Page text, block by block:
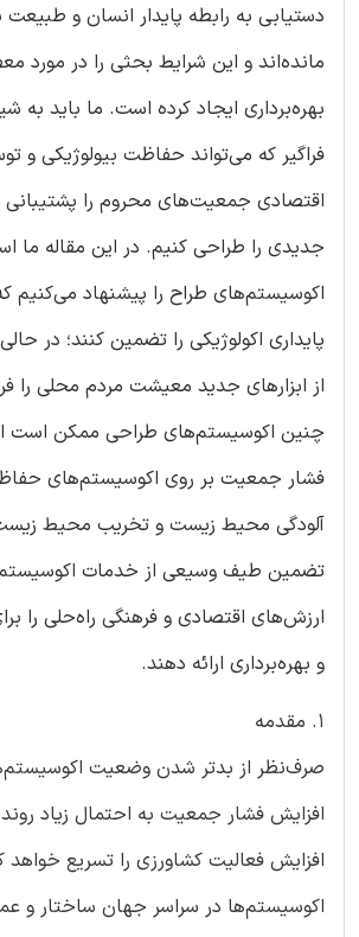
دستیابی به رابطه پایدار انسان و طبیعت
مانده‌اند و این شرایط بحثی را در
بهره‌برداری ایجاد کرده است. ما باید به
فراگیر که می‌تواند حفاظت بیولوژیکی و
اقتصادی جمعیت‌های محروم را پشتیبانی
جدیدی را طراحی کنیم. در این مقاله ما
اکوسیستم‌های طراح را پیشنهاد می‌کنیم
پایداری اکولوژیکی را تضمین کنند؛ در
از ابزارهای جدید معیشت مردم محلی را
چنین اکوسیستم‌های طراحی ممکن است
فشار جمعیت بر روی اکوسیستم‌های
آلودگی محیط زیست و تخریب محیط
تضمین طیف وسیعی از خدمات
ارزش‌های اقتصادی و فرهنگی راه‌حلی را
و بهره‌برداری ارائه دهند.
1. مقدمه
صرف‌نظر از بدتر شدن وضعیت
افزایش فشار جمعیت به احتمال زیاد
افزایش فعالیت کشاورزی را تسریع خواهد
اکوسیستم‌ها در سراسر جهان ساختار و